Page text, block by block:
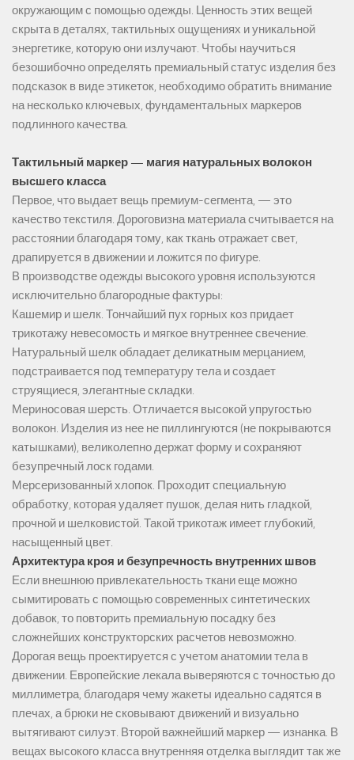
окружающим с помощью одежды. Ценность этих вещей
скрыта в деталях, тактильных ощущениях и уникальной
энергетике, которую они излучают. Чтобы научиться
безошибочно определять премиальный статус изделия без
подсказок в виде этикеток, необходимо обратить внимание
на несколько ключевых, фундаментальных маркеров
подлинного качества.
Тактильный маркер — магия натуральных волокон
высшего класса
Первое, что выдает вещь премиум-сегмента, — это
качество текстиля. Дороговизна материала считывается на
расстоянии благодаря тому, как ткань отражает свет,
драпируется в движении и ложится по фигуре.
В производстве одежды высокого уровня используются
исключительно благородные фактуры:
Кашемир и шелк. Тончайший пух горных коз придает
трикотажу невесомость и мягкое внутреннее свечение.
Натуральный шелк обладает деликатным мерцанием,
подстраивается под температуру тела и создает
струящиеся, элегантные складки.
Мериносовая шерсть. Отличается высокой упругостью
волокон. Изделия из нее не пиллингуются (не покрываются
катышками), великолепно держат форму и сохраняют
безупречный лоск годами.
Мерсеризованный хлопок. Проходит специальную
обработку, которая удаляет пушок, делая нить гладкой,
прочной и шелковистой. Такой трикотаж имеет глубокий,
насыщенный цвет.
Архитектура кроя и безупречность внутренних швов
Если внешнюю привлекательность ткани еще можно
сымитировать с помощью современных синтетических
добавок, то повторить премиальную посадку без
сложнейших конструкторских расчетов невозможно.
Дорогая вещь проектируется с учетом анатомии тела в
движении. Европейские лекала выверяются с точностью до
миллиметра, благодаря чему жакеты идеально садятся в
плечах, а брюки не сковывают движений и визуально
вытягивают силуэт. Второй важнейший маркер — изнанка. В
вещах высокого класса внутренняя отделка выглядит так же